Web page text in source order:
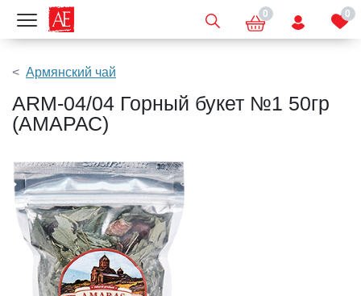
Показать меню 0 0
Армянский чай
ARM-04/04 Горный букет №1 50гр
(АМАРАС)